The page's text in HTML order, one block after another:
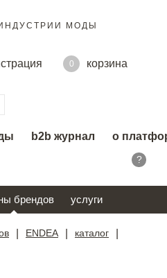
МОДЫ
0
корзина
b2b журнал о
?
брендов услуги
ENDEA каталог